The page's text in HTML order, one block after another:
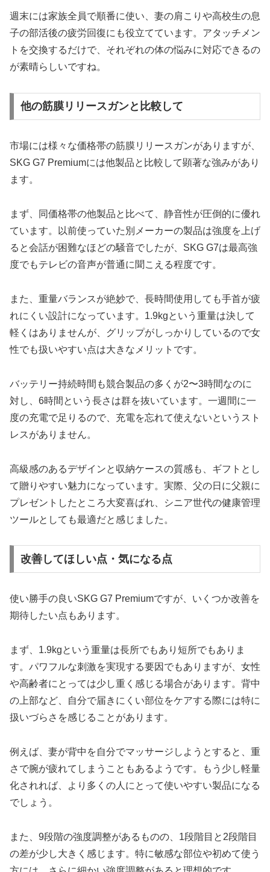
週末には家族全員で順番に使い、妻の肩こりや高校生の息
子の部活後の疲労回復にも役立てています。アタッチメン
トを交換するだけで、それぞれの体の悩みに対応できるの
が素晴らしいですね。
他の筋膜リリースガンと比較して
市場には様々な価格帯の筋膜リリースガンがありますが、
SKG G7 Premiumには他製品と比較して顕著な強みがあり
ます。
まず、同価格帯の他製品と比べて、静音性が圧倒的に優れ
ています。以前使っていた別メーカーの製品は強度を上げ
ると会話が困難なほどの騒音でしたが、SKG G7は最高強
度でもテレビの音声が普通に聞こえる程度です。
また、重量バランスが絶妙で、長時間使用しても手首が疲
れにくい設計になっています。1.9kgという重量は決して
軽くはありませんが、グリップがしっかりしているので女
性でも扱いやすい点は大きなメリットです。
バッテリー持続時間も競合製品の多くが2〜3時間なのに
対し、6時間という長さは群を抜いています。一週間に一
度の充電で足りるので、充電を忘れて使えないというスト
レスがありません。
高級感のあるデザインと収納ケースの質感も、ギフトとし
て贈りやすい魅力になっています。実際、父の日に父親に
プレゼントしたところ大変喜ばれ、シニア世代の健康管理
ツールとしても最適だと感じました。
改善してほしい点・気になる点
使い勝手の良いSKG G7 Premiumですが、いくつか改善を
期待したい点もあります。
まず、1.9kgという重量は長所でもあり短所でもありま
す。パワフルな刺激を実現する要因でもありますが、女性
や高齢者にとっては少し重く感じる場合があります。背中
の上部など、自分で届きにくい部位をケアする際には特に
扱いづらさを感じることがあります。
例えば、妻が背中を自分でマッサージしようとすると、重
さで腕が疲れてしまうこともあるようです。もう少し軽量
化されれば、より多くの人にとって使いやすい製品になる
でしょう。
また、9段階の強度調整があるものの、1段階目と2段階目
の差が少し大きく感じます。特に敏感な部位や初めて使う